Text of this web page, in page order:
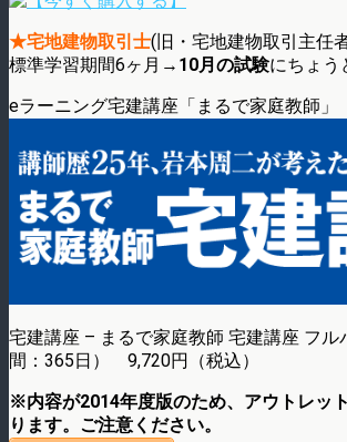
★宅地建物取引士(旧・宅地建物取引主任
標準学習期間6ヶ月→ 10月の試験にちょう
eラーニング宅建講座「まるで家庭教師
宅建講座 – まるで家庭教師 宅建講座 フ
間：365日） 9,720円（税込）
※内容が2014年度版のため、アウトレッ
ります。ご注意ください。